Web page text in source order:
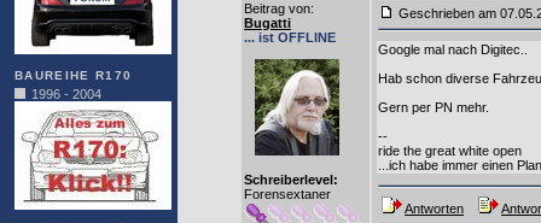
BAUREIHE R170
1996 - 2004
Beitrag von:
Bugatti
... ist OFFLINE
Schreiberlevel:
Forensextaner
Geschrieben am
Google mal nach Digitec..
Hab schon diverse
Gern per PN mehr.
--
ride the great white open
...ich habe immer einen
Antworten